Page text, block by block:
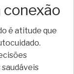
é atitude que